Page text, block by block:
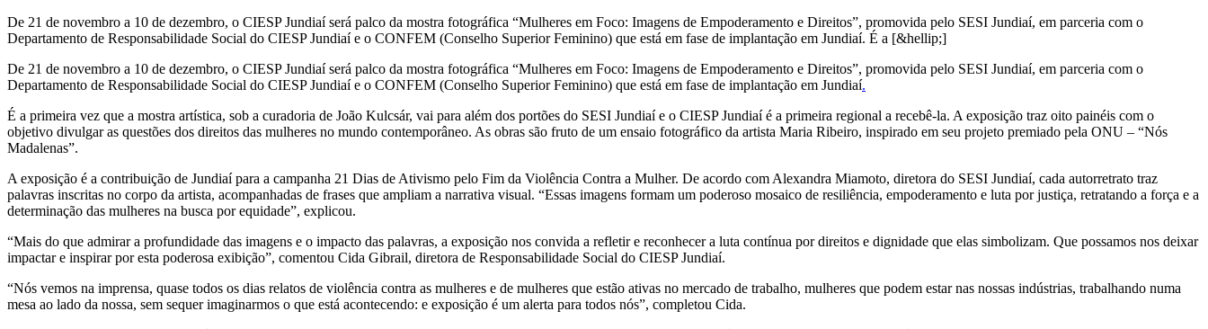
De 21 de novembro a 10 de dezembro, o CIESP Jundiaí será palco da mostra fotográfica “Mulheres em Foco: Imagens de Empoderamento e Direitos”, promovida pelo SESI Jundiaí, em parceria com o
Departamento de Responsabilidade Social do CIESP Jundiaí e o CONFEM (Conselho Superior Feminino) que está em fase de implantação em Jundiaí. É a [&hellip;]
De 21 de novembro a 10 de dezembro, o CIESP Jundiaí será palco da mostra fotográfica “Mulheres em Foco: Imagens de Empoderamento e Direitos”, promovida pelo SESI Jundiaí, em parceria com o
Departamento de Responsabilidade Social do CIESP Jundiaí e o CONFEM (Conselho Superior Feminino) que está em fase de implantação em Jundiaí.
É a primeira vez que a mostra artística, sob a curadoria de João Kulcsár, vai para além dos portões do SESI Jundiaí e o CIESP Jundiaí é a primeira regional a recebê-la. A exposição traz oito painéis com o
objetivo divulgar as questões dos direitos das mulheres no mundo contemporâneo. As obras são fruto de um ensaio fotográfico da artista Maria Ribeiro, inspirado em seu projeto premiado pela ONU – “Nós
Madalenas”.
A exposição é a contribuição de Jundiaí para a campanha 21 Dias de Ativismo pelo Fim da Violência Contra a Mulher. De acordo com Alexandra Miamoto, diretora do SESI Jundiaí, cada autorretrato traz
palavras inscritas no corpo da artista, acompanhadas de frases que ampliam a narrativa visual. “Essas imagens formam um poderoso mosaico de resiliência, empoderamento e luta por justiça, retratando a força e a
determinação das mulheres na busca por equidade”, explicou.
“Mais do que admirar a profundidade das imagens e o impacto das palavras, a exposição nos convida a refletir e reconhecer a luta contínua por direitos e dignidade que elas simbolizam. Que possamos nos deixar
impactar e inspirar por esta poderosa exibição”, comentou Cida Gibrail, diretora de Responsabilidade Social do CIESP Jundiaí.
“Nós vemos na imprensa, quase todos os dias relatos de violência contra as mulheres e de mulheres que estão ativas no mercado de trabalho, mulheres que podem estar nas nossas indústrias, trabalhando numa
mesa ao lado da nossa, sem sequer imaginarmos o que está acontecendo: e exposição é um alerta para todos nós”, completou Cida.